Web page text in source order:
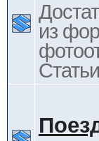
из